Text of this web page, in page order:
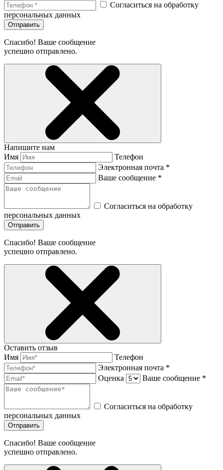
Согласиться на обработку
персональных данных
Отправить
Спасибо! Ваше сообщение
успешно отправлено.
Напишите нам
Имя
Телефон
Электронная почта *
Ваше сообщение *
Согласиться на обработку
персональных данных
Отправить
Спасибо! Ваше сообщение
успешно отправлено.
Оставить отзыв
Имя
Телефон
Электронная почта *
Оценка
Ваше сообщение *
Согласиться на обработку
персональных данных
Отправить
Спасибо! Ваше сообщение
успешно отправлено.